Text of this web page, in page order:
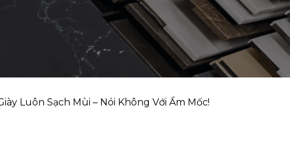
Luôn Sạch Mùi – Nói Không Với Ẩm Mốc!